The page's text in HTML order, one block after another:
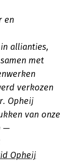
en
allianties,
met
verkozen
Opheij
van onze
—
Opheij